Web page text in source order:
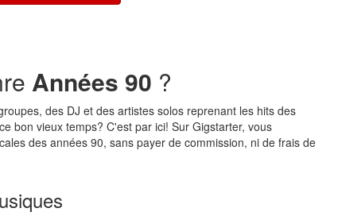
Années 90 ?
des DJ et des artistes solos reprenant les hits des
bon vieux temps? C'est par ici! Sur Gigstarter, vous
des années 90, sans payer de commission, ni de frais de